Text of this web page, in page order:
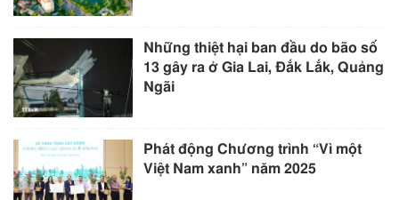
Những thiệt hại ban đầu do bão số
13 gây ra ở Gia Lai, Đắk Lắk, Quảng
Ngãi
Phát động Chương trình “Vì một
Việt Nam xanh” năm 2025